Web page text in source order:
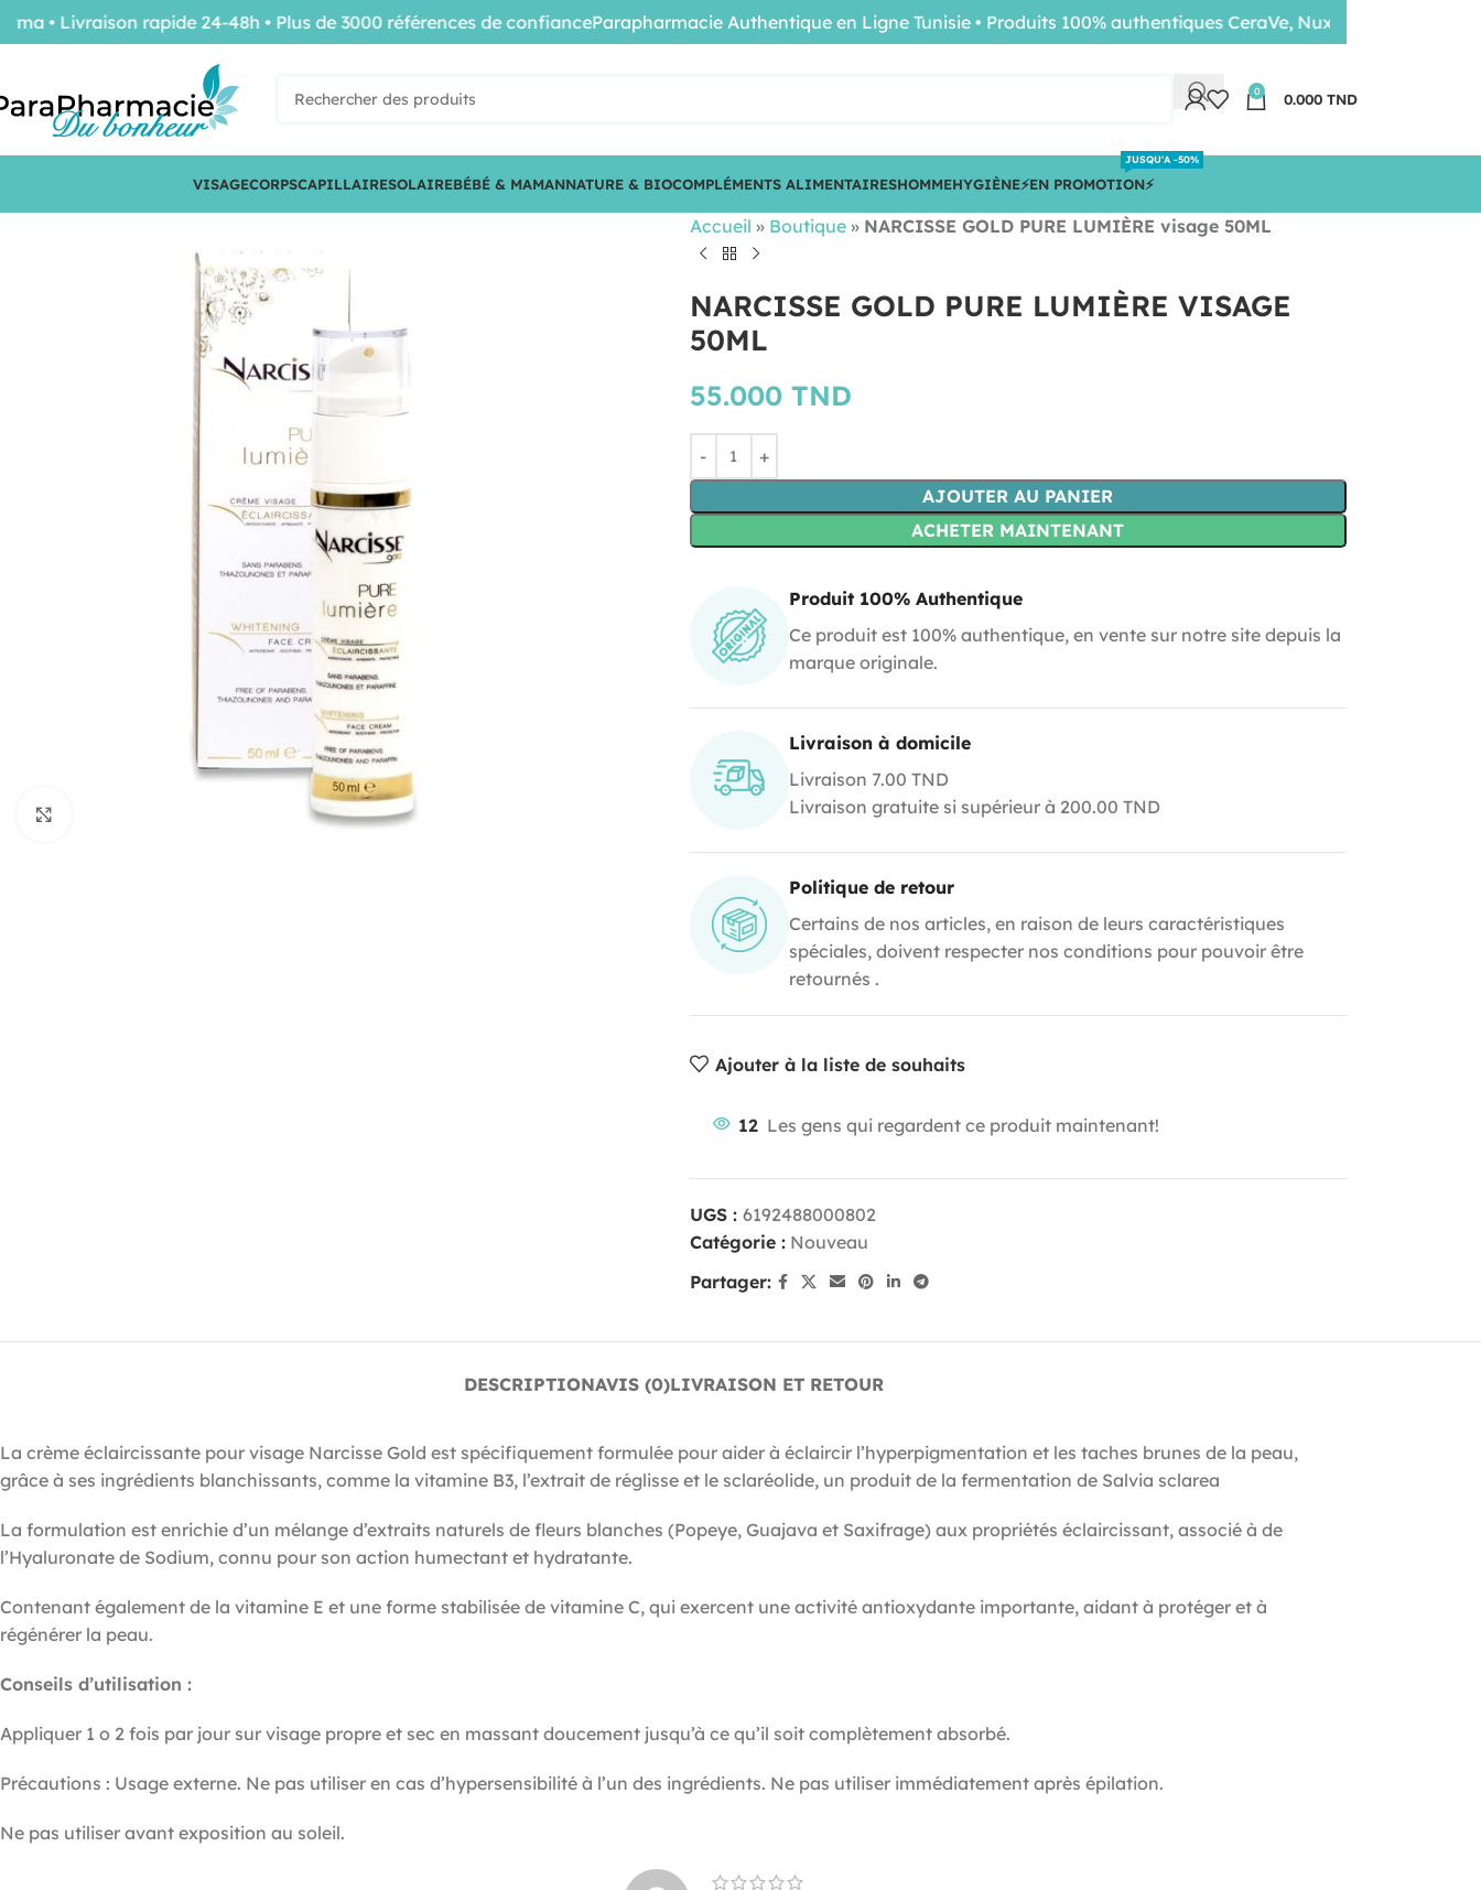
0 0.000 TND
VISAGECORPSCAPILLAIRESOLAIREBÉBÉ & MAMANNATURE & BIOCOMPLÉMENTS ALIMENTAIRESHOMMEHYGIÈNE⚡️EN PROMOTION⚡️
JUSQU'A -50%
Accueil » Boutique» NARCISSE GOLD PURE LUMIÈRE visage 50ML
NARCISSE GOLD PURE LUMIÈRE VISAGE
50ML
55.000 TND
AJOUTER AU PANIER
ACHETER MAINTENANT
Produit 100% Authentique
Ce produit est 100% authentique, en vente sur notre site depuis la
marque originale.
Livraison à domicile
Livraison 7.00 TND
Livraison gratuite si supérieur à 200.00 TND
Politique de retour
Certains de nos articles, en raison de leurs caractéristiques
spéciales, doivent respecter nos conditions pour pouvoir être
retournés .
Ajouter à la liste de souhaits
12 Les gens qui regardent ce produit maintenant!
UGS : 6192488000802
Catégorie : Nouveau
Partager:
DESCRIPTIONAVIS (0)LIVRAISON ET RETOUR
La crème éclaircissante pour visage Narcisse Gold est spécifiquement formulée pour aider à éclaircir l’hyperpigmentation et les taches brunes de la peau,
grâce à ses ingrédients blanchissants, comme la vitamine B3, l’extrait de réglisse et le sclaréolide, un produit de la fermentation de Salvia sclarea
La formulation est enrichie d’un mélange d’extraits naturels de fleurs blanches (Popeye, Guajava et Saxifrage) aux propriétés éclaircissant, associé à de
l’Hyaluronate de Sodium, connu pour son action humectant et hydratante.
Contenant également de la vitamine E et une forme stabilisée de vitamine C, qui exercent une activité antioxydante importante, aidant à protéger et à
régénérer la peau.
Conseils d’utilisation :
Appliquer 1 o 2 fois par jour sur visage propre et sec en massant doucement jusqu’à ce qu’il soit complètement absorbé.
Précautions : Usage externe. Ne pas utiliser en cas d’hypersensibilité à l’un des ingrédients. Ne pas utiliser immédiatement après épilation.
Ne pas utiliser avant exposition au soleil.
Livraison rapide 24-48h • Plus de 3000 références de confianceParapharmacie Authentique en Ligne Tunisie • Produits 100% authentiques CeraVe, Nuxe, Bioderma •